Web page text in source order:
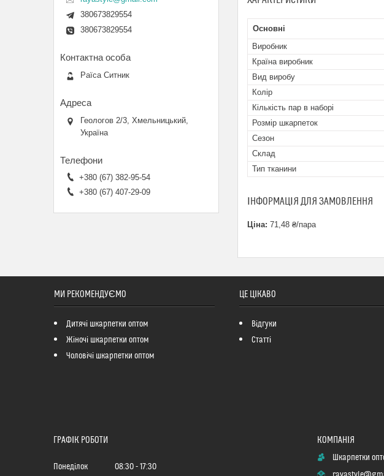
Основні
Виробник
Країна виробник
Вид виробу
Колір
Кількість пар в наборі
Розмір шкарпеток
Сезон
Склад
Тип тканини
ІНФОРМАЦІЯ ДЛЯ ЗАМОВЛЕННЯ
Ціна: 71,48 ₴/пара
380673829554
380673829554
Раїса Ситник
Геологов 2/3, Хмельницький,
Україна
+380 (67) 382-95-54
+380 (67) 407-29-09
МИ РЕКОМЕНДУЄМО
Дитячі шкарпетки оптом
Жіночі шкарпетки оптом
Чоловічі шкарпетки оптом
ЦЕ ЦІКАВО
Відгуки
Статті
ГРАФІК РОБОТИ
Понеділок 08:30 17:30
Шкарпетки